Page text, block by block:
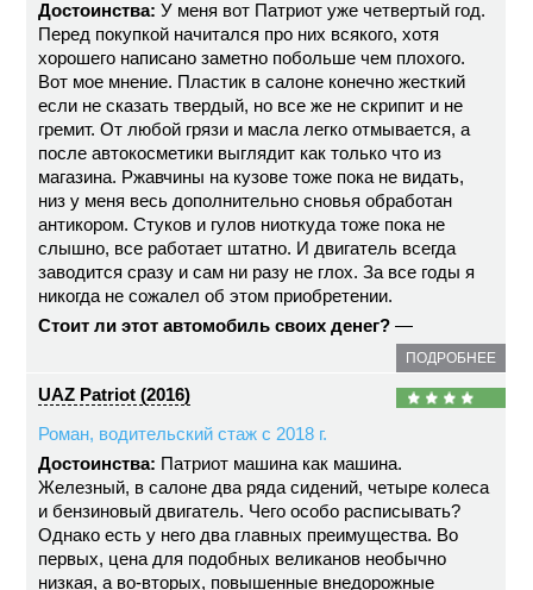
Достоинства: У меня вот Патриот уже четвертый год.
Перед покупкой начитался про них всякого, хотя
хорошего написано заметно побольше чем плохого.
Вот мое мнение. Пластик в салоне конечно жесткий
если не сказать твердый, но все же не скрипит и не
гремит. От любой грязи и масла легко отмывается, а
после автокосметики выглядит как только что из
магазина. Ржавчины на кузове тоже пока не видать,
низ у меня весь дополнительно сновья обработан
антикором. Стуков и гулов ниоткуда тоже пока не
слышно, все работает штатно. И двигатель всегда
заводится сразу и сам ни разу не глох. За все годы я
никогда не сожалел об этом приобретении.
Стоит ли этот автомобиль своих денег? —
ПОДРОБНЕЕ
UAZ Patriot (2016)
Роман, водительский стаж с 2018 г.
Достоинства: Патриот машина как машина.
Железный, в салоне два ряда сидений, четыре колеса
и бензиновый двигатель. Чего особо расписывать?
Однако есть у него два главных преимущества. Во
первых, цена для подобных великанов необычно
низкая, а во-вторых, повышенные внедорожные